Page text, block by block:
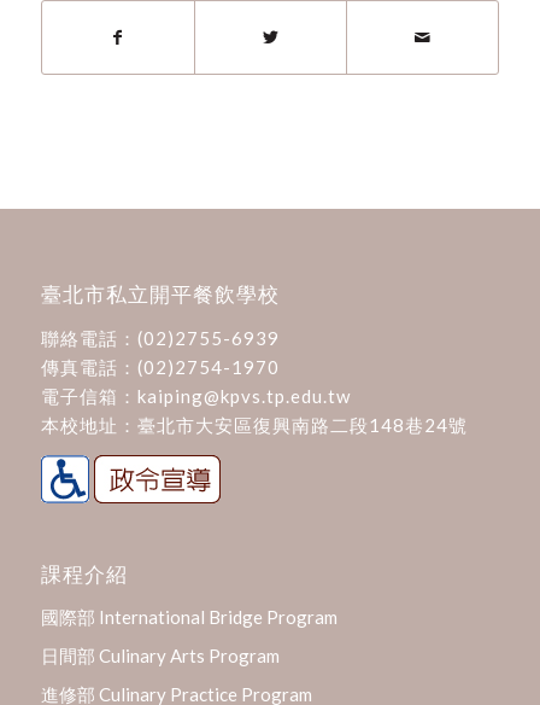
臺北市私立開平餐飲學校
聯絡電話： (02)2755-6939
傳真電話：(02)2754-1970
電子信箱： kaiping@kpvs.tp.edu.tw
本校地址： 臺北市大安區復興南路二段148巷24號
課程介紹
國際部 International Bridge Program
日間部 Culinary Arts Program
進修部 Culinary Practice Program